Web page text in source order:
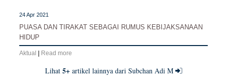
24 Apr 2021
PUASA DAN TIRAKAT SEBAGAI RUMUS KEBIJAKSANAAN
HIDUP
Aktual Read more
Lihat 5+artikel lainnya dari Subchan Adi M